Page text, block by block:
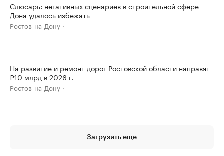
Слюсарь: негативных сценариев в строительной сфере
Дона удалось избежать
Ростов-на-Дону
На развитие и ремонт дорог Ростовской области направят
₽10 млрд в 2026 г.
Ростов-на-Дону
Загрузить еще